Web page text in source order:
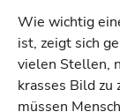
Wie wichtig
ist, zeigt sich
vielen Stellen,
krasses Bild zu
müssen